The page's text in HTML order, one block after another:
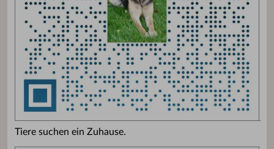
Tiere suchen ein Zuhause.